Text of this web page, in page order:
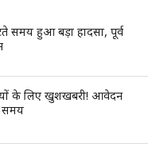
समय हुआ बड़ा हादसा, पूर्व
के लिए खुशखबरी! आवेदन
समय